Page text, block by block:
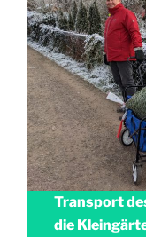
Transport
die